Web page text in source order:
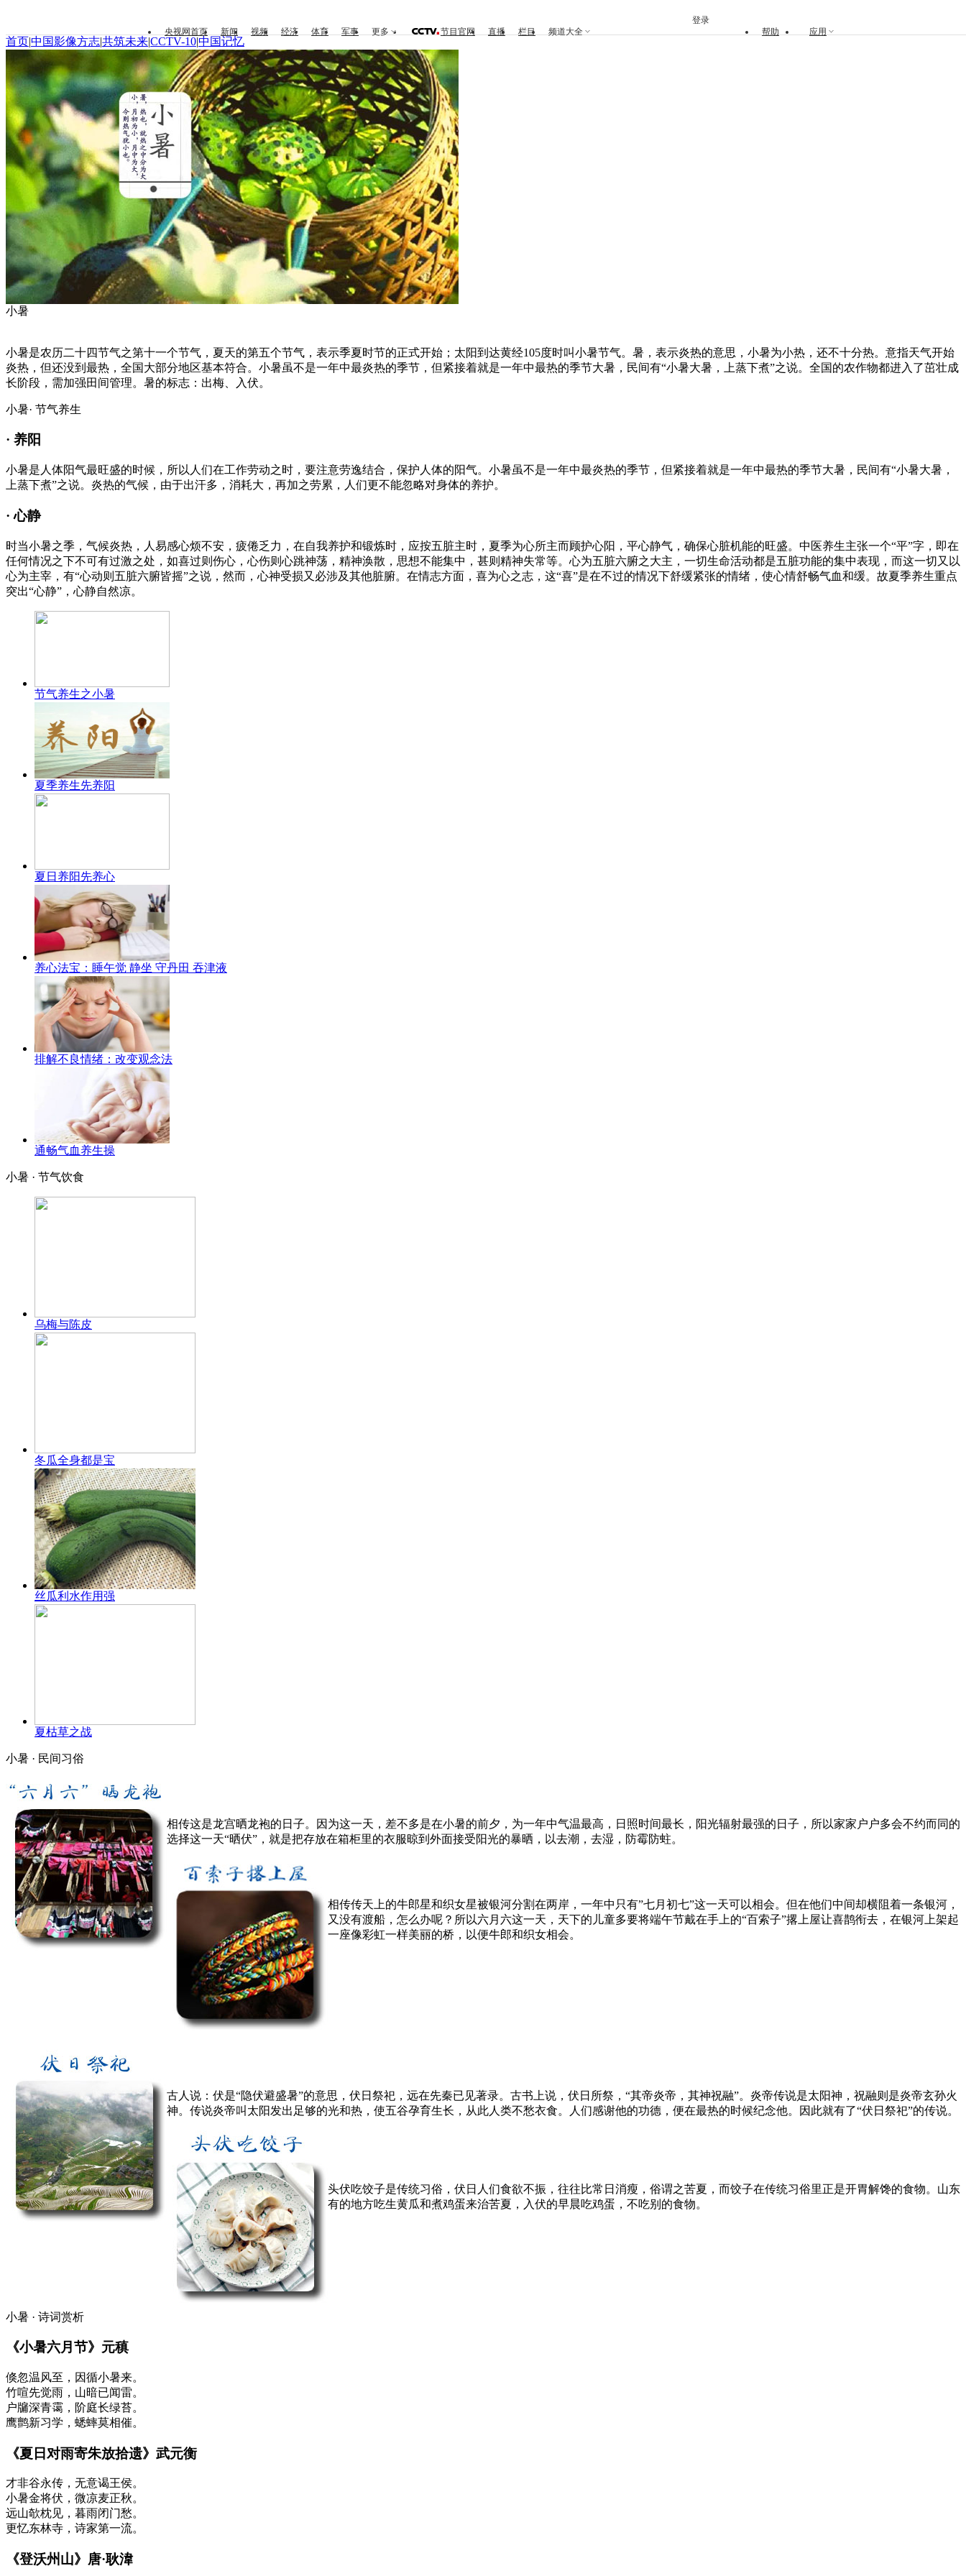
央视网首页 新闻 视频 经济 体育 军事 更多 节目官网 直播 栏目 频道大全 帮助 应用
登录
首页|中国影像方志|共筑未来|CCTV-10|中国记忆
小暑
小暑是农历二十四节气之第十一个节气，夏天的第五个节气，表示季夏时节的正式开始；太阳到达黄经105度时叫小暑节气。暑，表示炎热的意思，小暑为小热，还不十分热。意指天气开始
炎热，但还没到最热，全国大部分地区基本符合。小暑虽不是一年中最炎热的季节，但紧接着就是一年中最热的季节大暑，民间有“小暑大暑，上蒸下煮”之说。全国的农作物都进入了茁壮成
长阶段，需加强田间管理。暑的标志：出梅、入伏。
小暑· 节气养生
· 养阳
小暑是人体阳气最旺盛的时候，所以人们在工作劳动之时，要注意劳逸结合，保护人体的阳气。小暑虽不是一年中最炎热的季节，但紧接着就是一年中最热的季节大暑，民间有“小暑大暑，
上蒸下煮”之说。炎热的气候，由于出汗多，消耗大，再加之劳累，人们更不能忽略对身体的养护。
· 心静
时当小暑之季，气候炎热，人易感心烦不安，疲倦乏力，在自我养护和锻炼时，应按五脏主时，夏季为心所主而顾护心阳，平心静气，确保心脏机能的旺盛。中医养生主张一个“平”字，即在
任何情况之下不可有过激之处，如喜过则伤心，心伤则心跳神荡，精神涣散，思想不能集中，甚则精神失常等。心为五脏六腑之大主，一切生命活动都是五脏功能的集中表现，而这一切又以
心为主宰，有“心动则五脏六腑皆摇”之说，然而，心神受损又必涉及其他脏腑。在情志方面，喜为心之志，这“喜”是在不过的情况下舒缓紧张的情绪，使心情舒畅气血和缓。故夏季养生重点
突出“心静”，心静自然凉。
节气养生之小暑
夏季养生先养阳
夏日养阳先养心
养心法宝：睡午觉 静坐 守丹田 吞津液
排解不良情绪：改变观念法
通畅气血养生操
小暑 · 节气饮食
乌梅与陈皮
冬瓜全身都是宝
丝瓜利水作用强
夏枯草之战
小暑 · 民间习俗
相传这是龙宫晒龙袍的日子。因为这一天，差不多是在小暑的前夕，为一年中气温最高，日照时间最长，阳光辐射最强的日子，所以家家户户多会不约而同的
选择这一天“晒伏”，就是把存放在箱柜里的衣服晾到外面接受阳光的暴晒，以去潮，去湿，防霉防蛀。
相传传天上的牛郎星和织女星被银河分割在两岸，一年中只有”七月初七”这一天可以相会。但在他们中间却横阻着一条银河，
又没有渡船，怎么办呢？所以六月六这一天，天下的儿童多要将端午节戴在手上的“百索子”撂上屋让喜鹊衔去，在银河上架起
一座像彩虹一样美丽的桥，以便牛郎和织女相会。
古人说：伏是“隐伏避盛暑”的意思，伏日祭祀，远在先秦已见著录。古书上说，伏日所祭，“其帝炎帝，其神祝融”。炎帝传说是太阳神，祝融则是炎帝玄孙火
神。传说炎帝叫太阳发出足够的光和热，使五谷孕育生长，从此人类不愁衣食。人们感谢他的功德，便在最热的时候纪念他。因此就有了“伏日祭祀”的传说。
头伏吃饺子是传统习俗，伏日人们食欲不振，往往比常日消瘦，俗谓之苦夏，而饺子在传统习俗里正是开胃解馋的食物。山东
有的地方吃生黄瓜和煮鸡蛋来治苦夏，入伏的早晨吃鸡蛋，不吃别的食物。
小暑 · 诗词赏析
《小暑六月节》元稹
倏忽温风至，因循小暑来。
竹喧先觉雨，山暗已闻雷。
户牖深青霭，阶庭长绿苔。
鹰鹯新习学，蟋蟀莫相催。
《夏日对雨寄朱放拾遗》武元衡
才非谷永传，无意谒王侯。
小暑金将伏，微凉麦正秋。
远山欹枕见，暮雨闭门愁。
更忆东林寺，诗家第一流。
《登沃州山》唐·耿湋